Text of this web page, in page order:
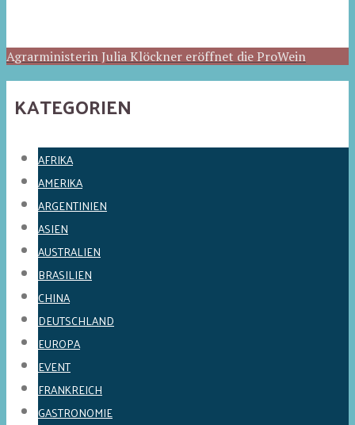
Agrarministerin Julia Klöckner eröffnet die ProWein
KATEGORIEN
AFRIKA
AMERIKA
ARGENTINIEN
ASIEN
AUSTRALIEN
BRASILIEN
CHINA
DEUTSCHLAND
EUROPA
EVENT
FRANKREICH
GASTRONOMIE